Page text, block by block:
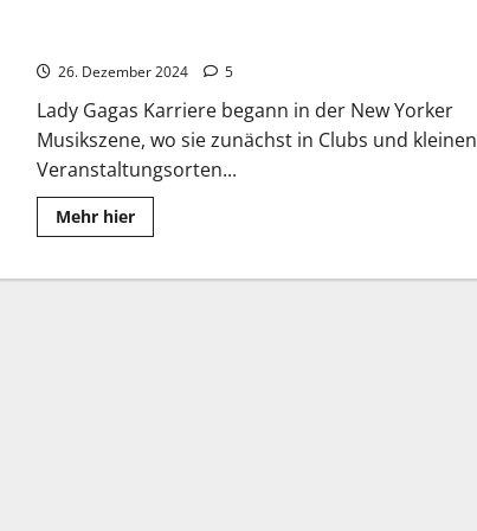
26. Dezember 2024 5
Lady Gagas Karriere begann in der New Yorker
Musikszene, wo sie zunächst in Clubs und kleinen
Veranstaltungsorten...
Mehr hierRead
more
Gaga: